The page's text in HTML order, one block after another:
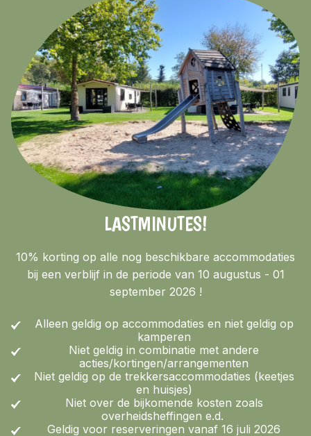
LASTMINUTES!
10% korting op alle nog beschikbare accommodaties
bij een verblijf in de periode van 10 augustus - 01
september 2026 !
Alleen geldig op accommodaties en niet geldig op
kamperen
Niet geldig in combinatie met andere
acties/kortingen/arrangementen
Niet geldig op de trekkersaccommodaties (keetjes
en huisjes)
Niet over de bijkomende kosten zoals
overheidsheffingen e.d.
Geldig voor reserveringen vanaf 16 juli 2026